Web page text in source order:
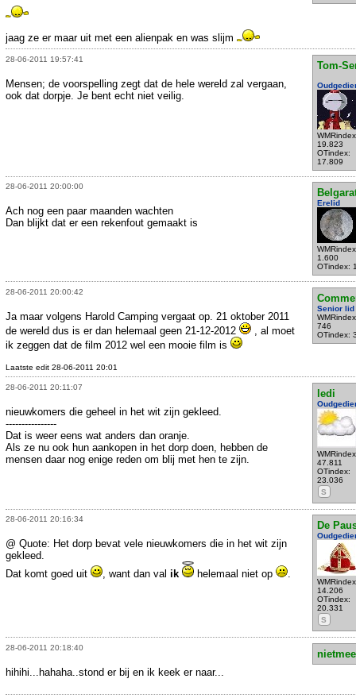
jaag ze er maar uit met een alienpak en was slijm
28-06-2011 19:57:41
Tom-
19.823
OTindex:
17.809
Mensen; de voorspelling zegt dat de hele wereld zal vergaan,
ook dat dorpje. Je bent echt niet veilig.
28-06-2011 20:00:00
Erelid
1.600
OTindex:
Ach nog een paar maanden wachten
Dan blijkt dat er een rekenfout gemaakt is
28-06-2011 20:00:42
Senior lid
746
OTindex:
Ja maar volgens Harold Camping vergaat op. 21 oktober 2011
de wereld dus is er dan helemaal geen 21-12-2012
, al moet
ik zeggen dat de film 2012 wel een mooie film is
Laatste edit 28-06-2011 20:01
28-06-2011 20:11:07
ledi
47.811
OTindex:
23.036
S
nieuwkomers die geheel in het wit zijn gekleed.
----------------
Dat is weer eens wat anders dan oranje.
Als ze nu ook hun aankopen in het dorp doen, hebben de
mensen daar nog enige reden om blij met hen te zijn.
28-06-2011 20:16:34
De
14.206
OTindex:
20.331
S
@ Quote: Het dorp bevat vele nieuwkomers die in het wit zijn
gekleed.
Dat komt goed uit
, want dan val ik helemaal niet op .
28-06-2011 20:18:40
hihihi...hahaha..stond er bij en ik keek er naar...